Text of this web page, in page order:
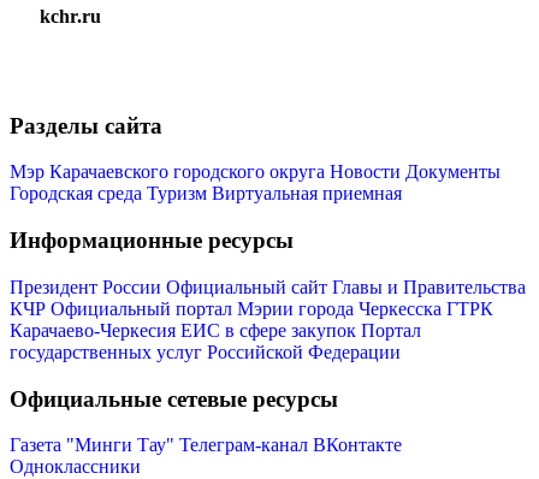
kchr.ru
Разделы сайта
Мэр Карачаевского городского округа Новости Документы
Городская среда Туризм Виртуальная приемная
Информационные ресурсы
Президент России Официальный сайт Главы и Правительства
КЧР Официальный портал Мэрии города Черкесска ГТРК
Карачаево-Черкесия ЕИС в сфере закупок Портал
государственных услуг Российской Федерации
Официальные сетевые ресурсы
Газета "Минги Тау" Телеграм-канал ВКонтакте
Одноклассники